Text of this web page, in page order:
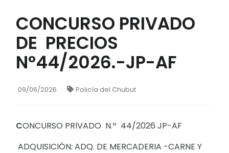
CONCURSO PRIVADO
DE PRECIOS
N°44/2026.-JP-AF
09/06/2026 Policía del Chubut
CONCURSO PRIVADO N.º 44/2026 JP-AF
ADQUISICIÓN: ADQ. DE MERCADERIA -CARNE Y